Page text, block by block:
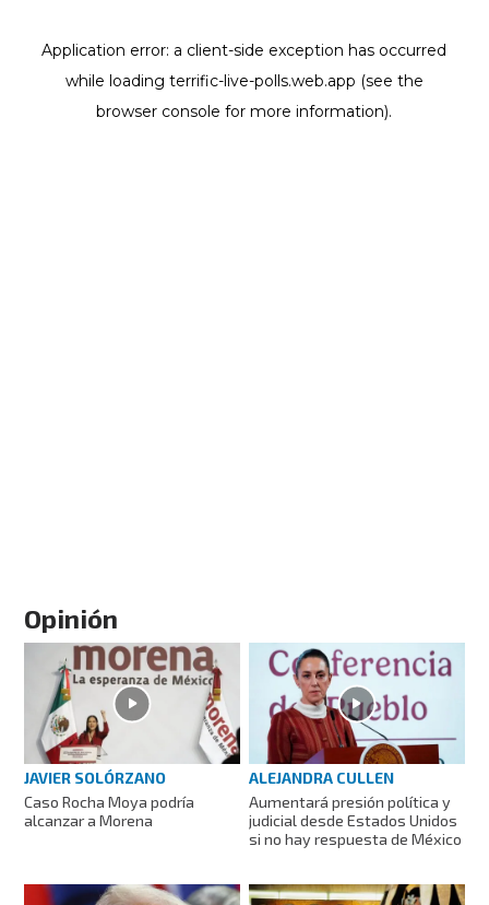
Opinión
JAVIER SOLÓRZANO
Caso Rocha Moya podría
alcanzar a Morena
ALEJANDRA CULLEN
Aumentará presión política y
judicial desde Estados Unidos
si no hay respuesta de México